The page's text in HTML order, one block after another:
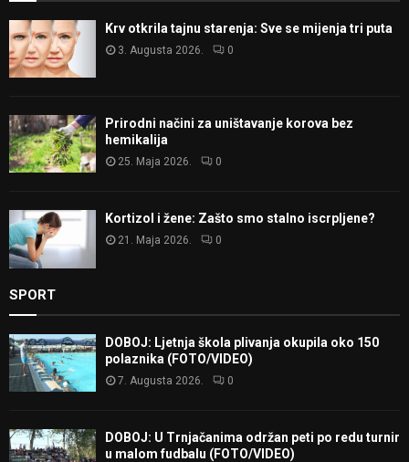
Krv otkrila tajnu starenja: Sve se mijenja tri puta
3. Augusta 2026. 0
Prirodni načini za uništavanje korova bez
hemikalija
25. Maja 2026. 0
Kortizol i žene: Zašto smo stalno iscrpljene?
21. Maja 2026. 0
SPORT
DOBOJ: Ljetnja škola plivanja okupila oko 150
polaznika (FOTO/VIDEO)
7. Augusta 2026. 0
DOBOJ: U Trnjačanima održan peti po redu turnir
u malom fudbalu (FOTO/VIDEO)